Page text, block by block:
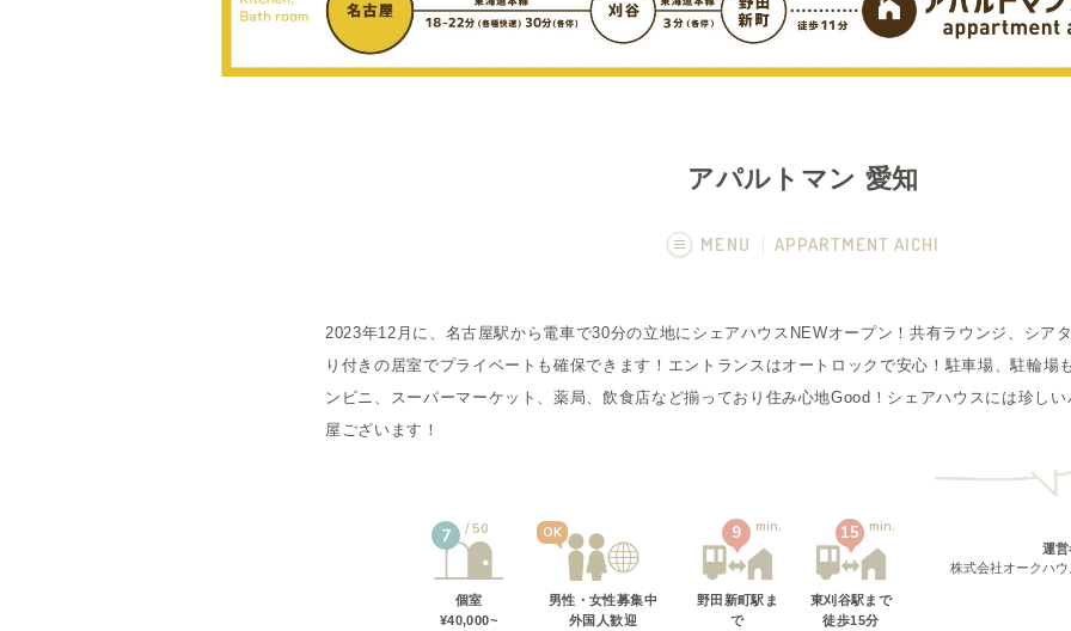
アパルトマン 愛知
MENU APPARTMENT AICHI
運営者 フカボリ記事
2023年12月に、名古屋駅から電車で30分の立地にシェアハウスNEWオープン！共有ラウンジ、シア
り付きの居室でプライベートも確保できます！エントランスはオートロックで安心！駐車場、駐輪場
ンビニ、スーパーマーケット、薬局、飲食店など揃っており住み心地Good！シェアハウスには珍し
屋ございます！
7 50
個室
¥40,000~
OK
男性・女性募集中
外国人歓迎
9 min.
野田新町駅 ま
で
15 min.
東刈谷駅まで
徒歩15分
運営
株式会社オークハウ